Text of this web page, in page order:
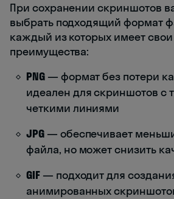
При сохранении скриншотов
выбрать подходящий формат
каждый из которых имеет свои
преимущества:
PNG— формат без потери
идеален для скриншотов с
четкими линиями
JPG— обеспечивает
файла, но может снизить
GIF— подходит для
анимированных